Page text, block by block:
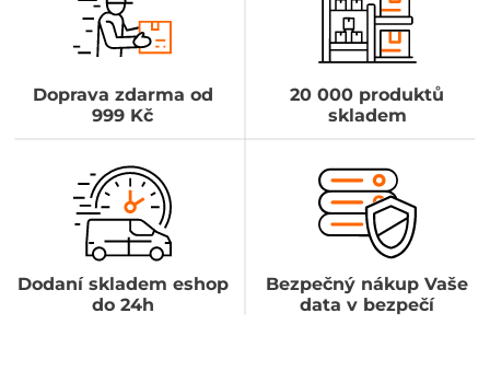
Doprava zdarma od
999 Kč
20 000 produktů
skladem
Dodaní skladem eshop
do 24h
Bezpečný nákup Vaše
data v bezpečí